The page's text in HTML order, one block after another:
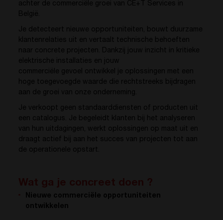
achter de commerciële groei van CE+T Services in
België.
Je detecteert nieuwe opportuniteiten, bouwt duurzame
klantenrelaties uit en vertaalt technische behoeften
naar concrete projecten. Dankzij jouw inzicht in kritieke
elektrische installaties en jouw
commerciële gevoel ontwikkel je oplossingen met een
hoge toegevoegde waarde die rechtstreeks bijdragen
aan de groei van onze onderneming.
Je verkoopt geen standaarddiensten of producten uit
een catalogus. Je begeleidt klanten bij het analyseren
van hun uitdagingen, werkt oplossingen op maat uit en
draagt actief bij aan het succes van projecten tot aan
de operationele opstart.
Nieuwe commerciële opportuniteiten
ontwikkelen